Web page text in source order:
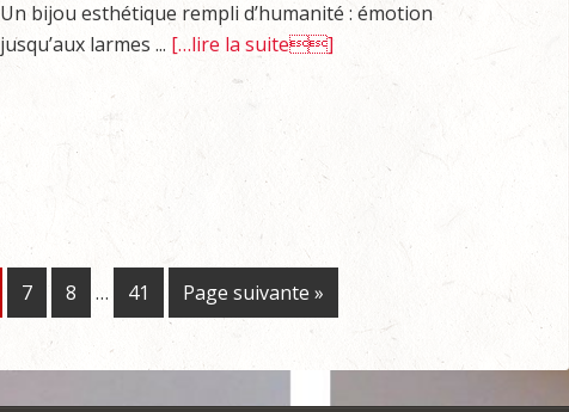
Un bijou esthétique rempli d’humanité : émotion
jusqu’aux larmes ... […lire la suite]
7 8 … 41 Page suivante »